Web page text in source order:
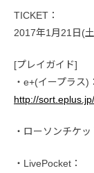
TICKET：
2017年1月21日(
[プレイガイド]
・e+(イープラス)：
http://
・ローソンチケッ
・LivePocket：